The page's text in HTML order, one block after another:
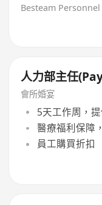
Besteam
人力部主任
會所婚宴
5天工作周，
醫療福利保障
員工購買折扣